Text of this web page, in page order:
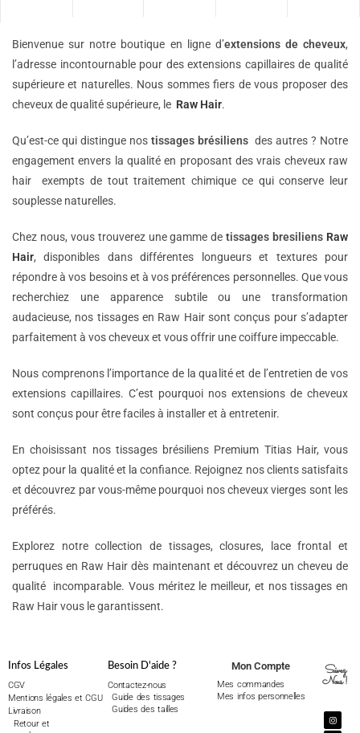
Bienvenue sur notre boutique en ligne d’extensions decheveux,
l’adresse incontournable pour des extensions capillaires de qualité
supérieure et naturelles. Nous sommes fiers de vous proposer des
cheveux de qualité supérieure, le Raw Hair.
Qu’est-ce qui distingue nos tissages brésiliens des autres ? Notre
engagement envers la qualité en proposant des vrais cheveux raw
hair exempts de tout traitement chimique ce qui conserve leur
souplesse naturelles.
Chez nous, vous trouverez une gamme detissages bresiliens Raw
Hair, disponibles dans différentes longueurs et textures pour
répondre à vos besoins et à vos préférences personnelles. Que vous
recherchiez une apparence subtile ou une transformation
audacieuse, nos tissages en Raw Hair sont conçus pour s’adapter
parfaitement à vos cheveux et vous offrir une coiffure impeccable.
Nous comprenons l’importance de la qualité et de l’entretien de vos
extensions capillaires. C’est pourquoi nos extensions de cheveux
sont conçus pour être faciles à installer et à entretenir.
En choisissant nos tissages brésiliens Premium Titias Hair, vous
optez pour la qualité et la confiance. Rejoignez nos clients satisfaits
et découvrez par vous-même pourquoi nos cheveux vierges sont les
préférés.
Explorez notre collection de tissages, closures, lace frontal et
perruques en Raw Hair dès maintenant et découvrez un cheveu de
qualité incomparable. Vous méritez le meilleur, et nos tissages en
Raw Hair vous le garantissent.
Infos Légales
CGV
Mentions légales et CGU
Livraison
Retour et
Besoin D'aide ?
Contactez-nous
Guide des tissages
Guides des tailles
Mon Compte
Mes commandes
Mes infos personnelles
Suivez
Nous !